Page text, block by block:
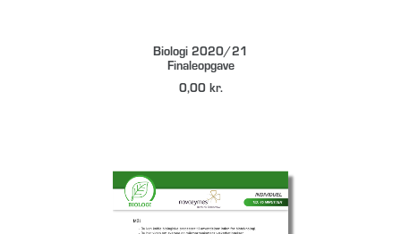
DOWNLOAD
Biologi 2020/21
Finaleopgave
0,00 kr.